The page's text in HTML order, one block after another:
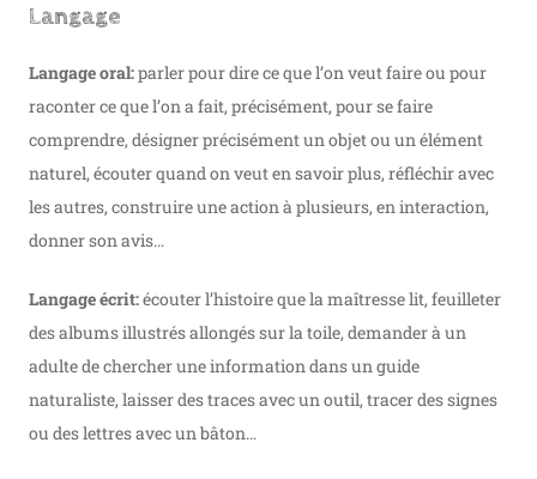
Langage
Langage oral:parler pour dire ce que l’on veut faire ou pour
raconter ce que l’on a fait, précisément, pour se faire
comprendre, désigner précisément un objet ou un élément
naturel, écouter quand on veut en savoir plus, réfléchir avec
les autres, construire une action à plusieurs, en interaction,
donner son avis…
Langage écrit:écouter l’histoire que la maîtresse lit, feuilleter
des albums illustrés allongés sur la toile, demander à un
adulte de chercher une information dans un guide
naturaliste, laisser des traces avec un outil, tracer des signes
ou des lettres avec un bâton…